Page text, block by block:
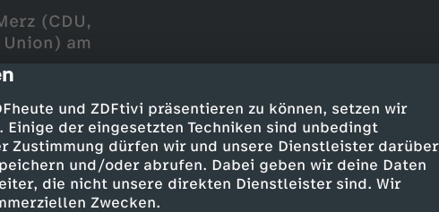
und ZDFtivi präsentieren zu können, setzen wir
der eingesetzten Techniken sind unbedingt
dürfen wir und unsere Dienstleister darüber
und/oder abrufen. Dabei geben wir deine Daten
die nicht unsere direkten Dienstleister sind. Wir
Zwecken.
(CDU,
am